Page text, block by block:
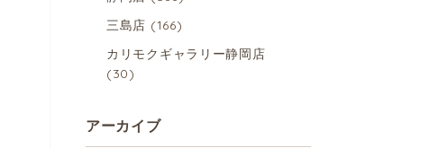
三島店 (166)
カリモクギャラリー静岡店
(30)
アーカイブ